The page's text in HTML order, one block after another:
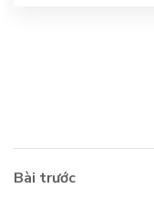
Bài trước